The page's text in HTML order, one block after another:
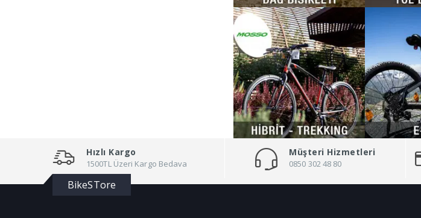
Hızlı Kargo
1500TL Üzeri Kargo Bedava
Müşteri Hizmetleri
0850 302 48 80
BikeSTore